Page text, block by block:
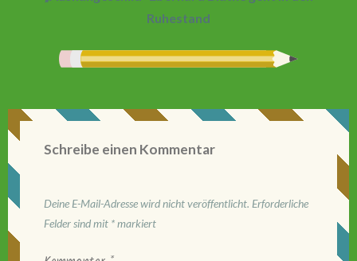
Ruhestand
Schreibe einen Kommentar
Deine E-Mail-Adresse wird nicht veröffentlicht. Erforderliche
Felder sind mit *markiert